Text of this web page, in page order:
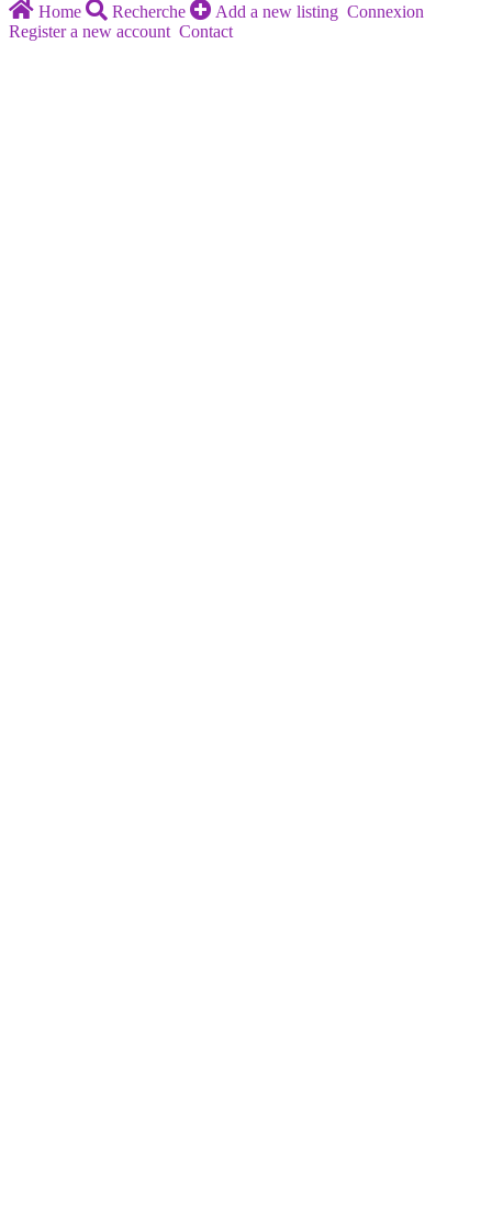
Home
Recherche Add a new listing Connexion
Register a new account Contact